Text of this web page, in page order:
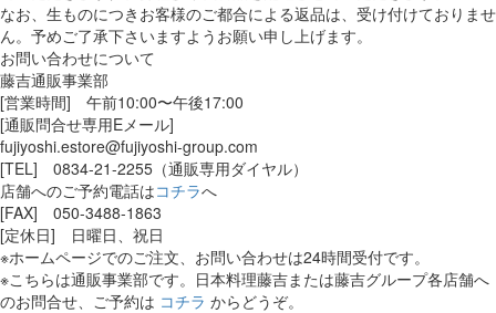
なお、生ものにつきお客様のご都合による返品は、受け付けておりませ
ん。予めご了承下さいますようお願い申し上げます。
お問い合わせについて
藤吉通販事業部
[営業時間] 午前10:00〜午後17:00
[通販問合せ専用Eメール]
fujiyoshi.estore@fujiyoshi-group.com
[TEL] 0834-21-2255（通販専用ダイヤル）
店舗へのご予約電話はコチラへ
[FAX] 050-3488-1863
[定休日] 日曜日、祝日
※ホームページでのご注文、お問い合わせは24時間受付です。
※こちらは通販事業部です。日本料理藤吉または藤吉グループ各店舗へ
のお問合せ、ご予約は コチラ からどうぞ。